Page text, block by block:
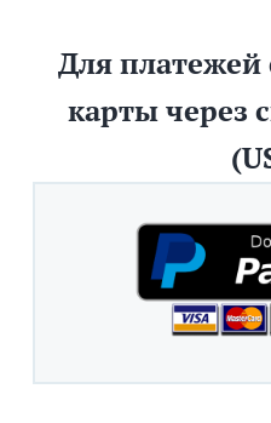
Для платежей
карты через